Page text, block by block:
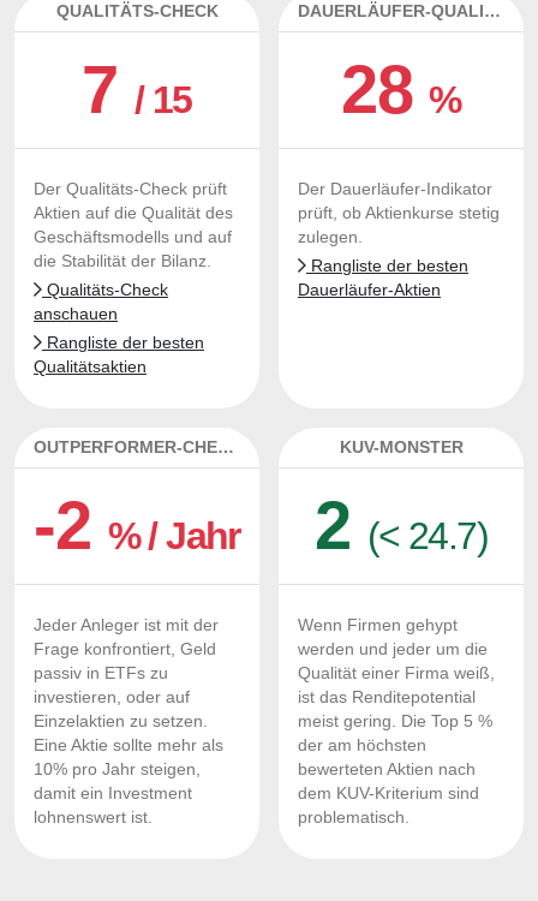
QUALITÄTS-CHECK
7/ 15
Der Qualitäts-Check prüft
Aktien auf die Qualität des
Geschäftsmodells und auf
die Stabilität der Bilanz.
Qualitäts-Check
anschauen
Rangliste der besten
Qualitätsaktien
DAUERLÄUFER-QUALITÄTEN
28%
Der Dauerläufer-Indikator
prüft, ob Aktienkurse stetig
zulegen.
Rangliste der besten
Dauerläufer-Aktien
OUTPERFORMER-CHECK
-2 % / Jahr
Jeder Anleger ist mit der
Frage konfrontiert, Geld
passiv in ETFs zu
investieren, oder auf
Einzelaktien zu setzen.
Eine Aktie sollte mehr als
10% pro Jahr steigen,
damit ein Investment
lohnenswert ist.
KUV-MONSTER
2 (< 24.7)
Wenn Firmen gehypt
werden und jeder um die
Qualität einer Firma weiß,
ist das Renditepotential
meist gering. Die Top 5 %
der am höchsten
bewerteten Aktien nach
dem KUV-Kriterium sind
problematisch.